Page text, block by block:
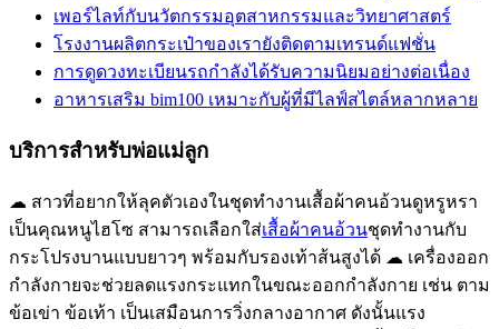
เพอร์ไลท์กับนวัตกรรมอุตสาหกรรมและวิทยาศาสตร์
โรงงานผลิตกระเป๋าของเรายังติดตามเทรนด์แฟชั่น
การดูดวงทะเบียนรถกำลังได้รับความนิยมอย่างต่อเนื่อง
อาหารเสริม bim100 เหมาะกับผู้ที่มีไลฟ์สไตล์หลากหลาย
บริการสำหรับพ่อแม่ลูก
☁ สาวที่อยากให้ลุคตัวเองในชุดทำงานเสื้อผ้าคนอ้วนดูหรูหรา
เป็นคุณหนูไฮโซ สามารถเลือกใส่เสื้อผ้าคนอ้วนชุดทำงานกับ
กระโปรงบานแบบยาวๆ พร้อมกับรองเท้าส้นสูงได้ ☁ เครื่องออก
กำลังกายจะช่วยลดแรงกระแทกในขณะออกกำลังกาย เช่น ตาม
ข้อเข่า ข้อเท้า เป็นเสมือนการวิ่งกลางอากาศ ดังนั้นแรง